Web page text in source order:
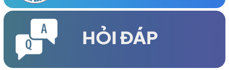
(25/03/2026)
Đại hội Đại biểu Hội Khuyến học xã Ea Rốk lần thứ nhất, nhiệm
kỳ 2026-2031 thành công tốt đẹp
(24/03/2026)